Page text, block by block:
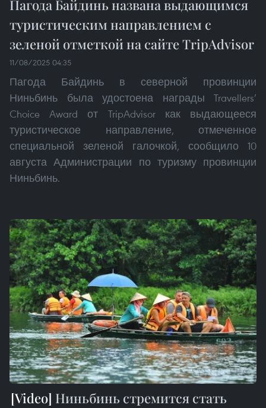
Пагода Байдинь названа выдающимся
туристическим направлением с
зеленой отметкой на сайте TripAdvisor
11/08/2025 04:35
Пагода Байдинь в северной провинции
Ниньбинь была удостоена награды Travellers’
Choice Award от TripAdvisor как выдающееся
туристическое направление, отмеченное
специальной зеленой галочкой, сообщило 10
августа Администрации по туризму провинции
Ниньбинь.
Ниньбинь стремится стать